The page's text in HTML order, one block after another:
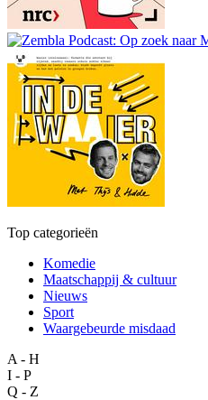
Top categorieën
Komedie
Maatschappij & cultuur
Nieuws
Sport
Waargebeurde misdaad
A - H
I - P
Q - Z